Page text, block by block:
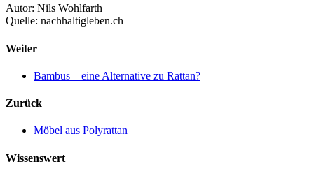
Autor: Nils Wohlfarth
Quelle: nachhaltigleben.ch
Weiter
Bambus – eine Alternative zu Rattan?
Zurück
Möbel aus Polyrattan
Wissenswert